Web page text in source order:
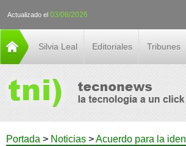
Actualizado el 03/08/2026
Silvia Leal Editoriales Tribunes
Portada > Noticias >Acuerdo para la